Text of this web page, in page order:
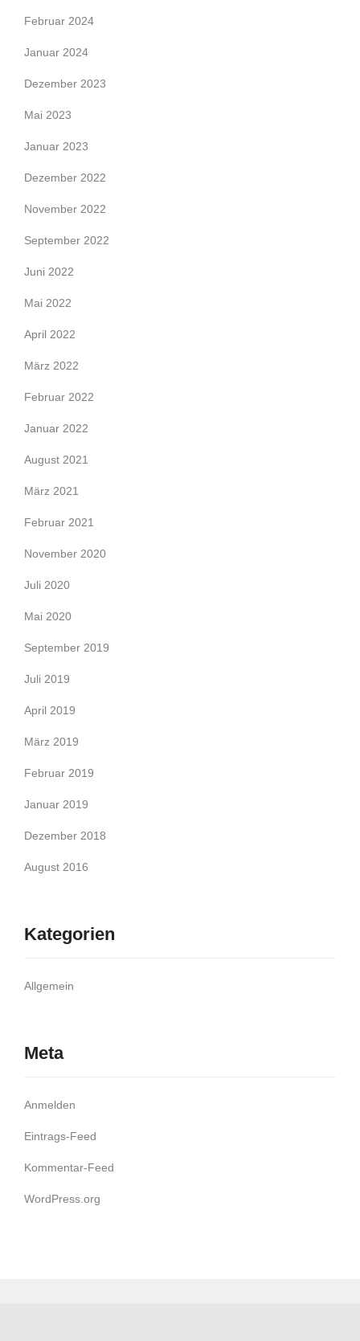
Februar 2024
Januar 2024
Dezember 2023
Mai 2023
Januar 2023
Dezember 2022
November 2022
September 2022
Juni 2022
Mai 2022
April 2022
März 2022
Februar 2022
Januar 2022
August 2021
März 2021
Februar 2021
November 2020
Juli 2020
Mai 2020
September 2019
Juli 2019
April 2019
März 2019
Februar 2019
Januar 2019
Dezember 2018
August 2016
Kategorien
Allgemein
Meta
Anmelden
Eintrags-Feed
Kommentar-Feed
WordPress.org